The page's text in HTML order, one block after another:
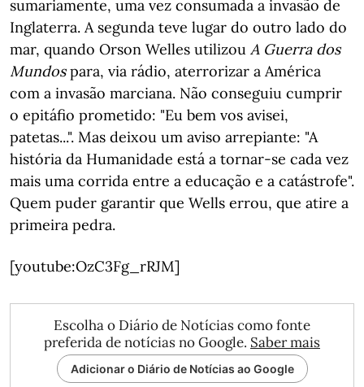
sumariamente, uma vez consumada a invasão de
Inglaterra. A segunda teve lugar do outro lado do
mar, quando Orson Welles utilizou A Guerra dos
Mundospara, via rádio, aterrorizar a América
com a invasão marciana. Não conseguiu cumprir
o epitáfio prometido: "Eu bem vos avisei,
patetas...". Mas deixou um aviso arrepiante: "A
história da Humanidade está a tornar-se cada vez
mais uma corrida entre a educação e a catástrofe".
Quem puder garantir que Wells errou, que atire a
primeira pedra.
[youtube:OzC3Fg_rRJM]
Escolha o Diário de Notícias como fonte
preferida de notícias no Google. Saber mais
Adicionar o Diário de Notícias ao Google